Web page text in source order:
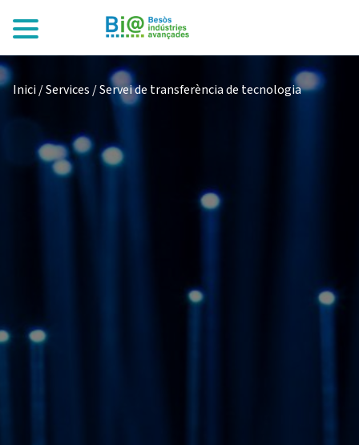
Inici/Services /Servei de transferència de tecnologia